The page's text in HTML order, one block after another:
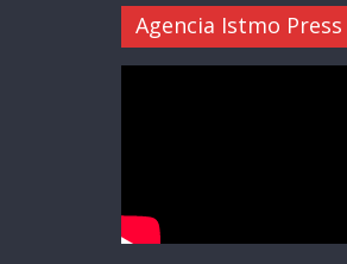
Agencia Istmo Press